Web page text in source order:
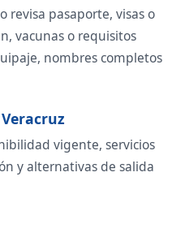
revisa pasaporte, visas o
vacunas o requisitos
nombres completos
vigente, servicios
y alternativas de salida